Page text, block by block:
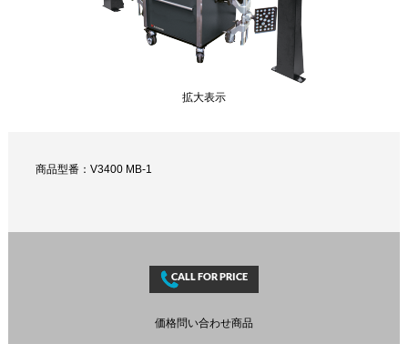
拡大表示
商品型番：V3400 MB-1
価格問い合わせ商品